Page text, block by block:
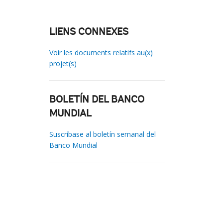
LIENS CONNEXES
Voir les documents relatifs au(x)
projet(s)
BOLETÍN DEL BANCO
MUNDIAL
Suscríbase al boletín semanal del
Banco Mundial